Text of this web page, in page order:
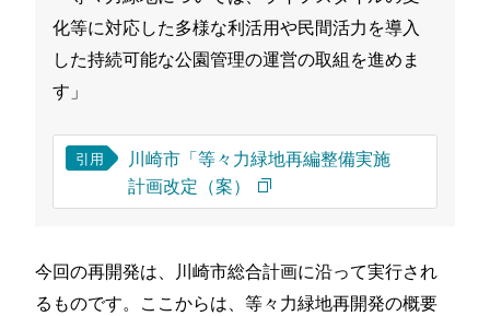
化等に対応した多様な利活用や民間活力を導入
した持続可能な公園管理の運営の取組を進めま
す」
引用
川崎市「等々力緑地再編整備実施
計画改定（案）
今回の再開発は、川崎市総合計画に沿って実行され
るものです。ここからは、等々力緑地再開発の概要